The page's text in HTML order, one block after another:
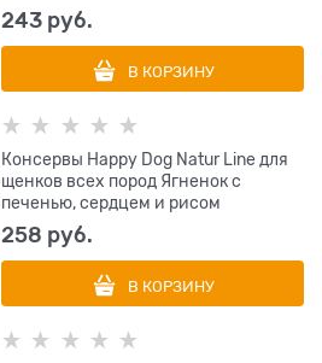
243 руб.
В КОРЗИНУ
Консервы Happy Dog Natur Line для
щенков всех пород Ягненок с
печенью, сердцем и рисом
258 руб.
В КОРЗИНУ